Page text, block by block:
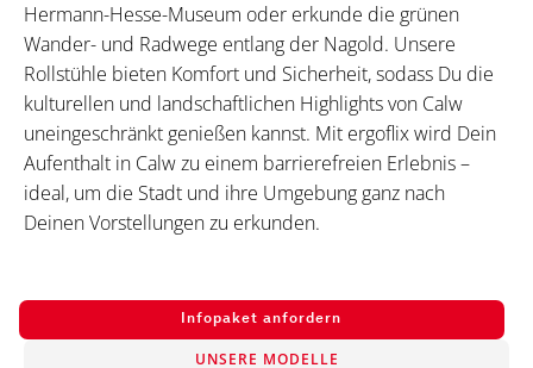
Hermann-Hesse-Museum oder erkunde die grünen
Wander- und Radwege entlang der Nagold. Unsere
Rollstühle bieten Komfort und Sicherheit, sodass Du die
kulturellen und landschaftlichen Highlights von Calw
uneingeschränkt genießen kannst. Mit ergoflix wird Dein
Aufenthalt in Calw zu einem barrierefreien Erlebnis –
ideal, um die Stadt und ihre Umgebung ganz nach
Deinen Vorstellungen zu erkunden.
Infopaket anfordern
UNSERE MODELLE